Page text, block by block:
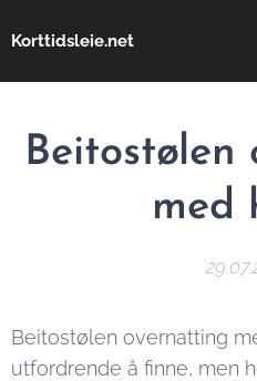
Korttidsleie.net
Beitostølen
med
Beitostølen overnatting
utfordrende å finne, men